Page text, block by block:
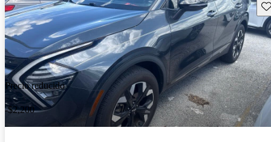
Precio reducido
-$2,200